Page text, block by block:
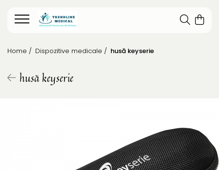
Home / Dispozitive medicale / husă keyserie
husă keyserie